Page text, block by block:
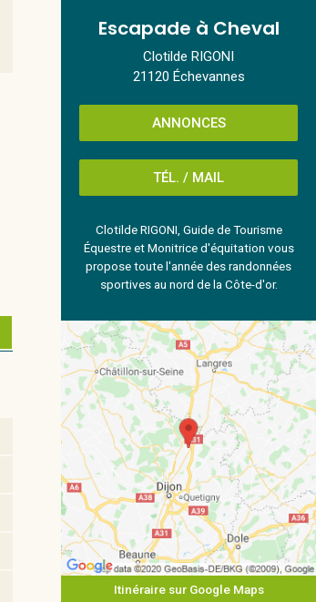
Escapade à Cheval
Clotilde RIGONI
21120 Échevannes
ANNONCES
TÉL. / MAIL
Clotilde RIGONI, Guide de Tourisme
Équestre et Monitrice d'équitation vous
propose toute l'année des randonnées
sportives au nord de la Côte-d'or.
Itinéraire sur Google Maps